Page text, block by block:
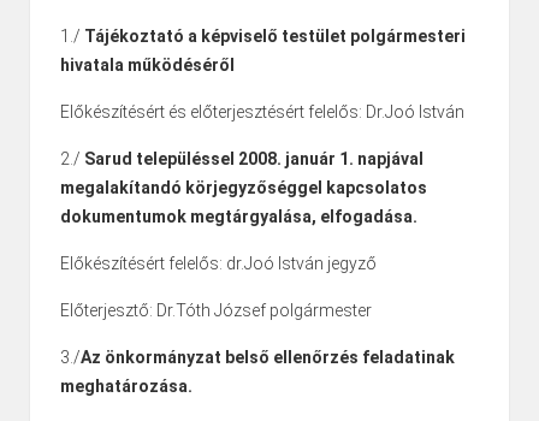
1./ Tájékoztató a képviselő testület polgármesteri
hivatala működéséről
Előkészítésért és előterjesztésért felelős: Dr.Joó István
2./ Sarud településsel 2008. január 1. napjával
megalakítandó körjegyzőséggel kapcsolatos
dokumentumok megtárgyalása, elfogadása.
Előkészítésért felelős: dr.Joó István jegyző
Előterjesztő: Dr.Tóth József polgármester
3./Az önkormányzat belső ellenőrzés feladatinak
meghatározása.